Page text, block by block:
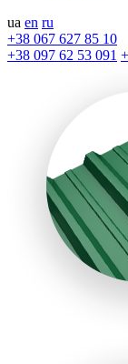
ua en ru
+38 067 627 85 10
+38 097 62 53 091